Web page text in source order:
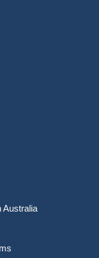
Australia